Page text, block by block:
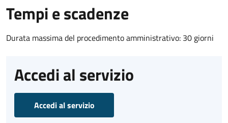
Tempi e scadenze
Durata massima del procedimento amministrativo: 30 giorni
Accedi al servizio
Accedi al servizio